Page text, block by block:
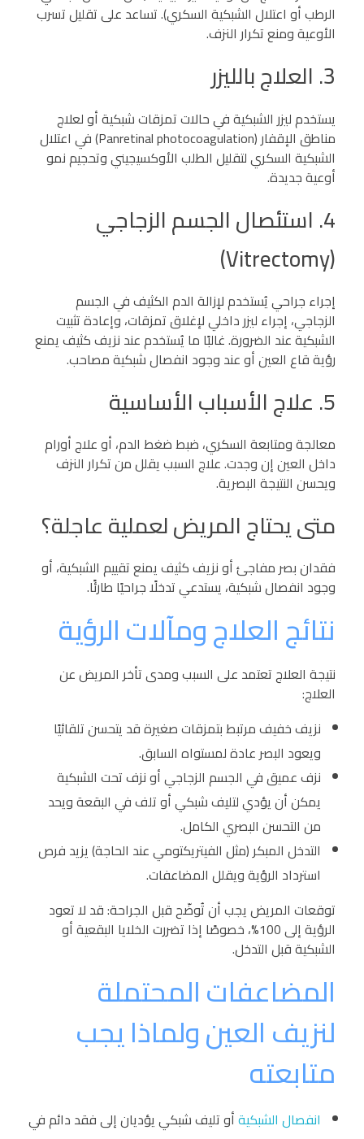
الرطب أو اعتلال الشبكية السكري). تساعد على تقليل تسرب
الأوعية ومنع تكرار النزف.
3. العلاج بالليزر
يستخدم ليزر الشبكية في حالات تمزقات شبكية أو لعلاج
مناطق الإقفار (Panretinal photocoagulation) في اعتلال
الشبكية السكري لتقليل الطلب الأوكسيجيني وتحجيم نمو
أوعية جديدة.
4. استئصال الجسم الزجاجي
(Vitrectomy)
إجراء جراحي يُستخدم لإزالة الدم الكثيف في الجسم
الزجاجي، إجراء ليزر داخلي لإغلاق تمزقات، وإعادة تثبيت
الشبكية عند الضرورة. غالبًا ما يُستخدم عند نزيف كثيف يمنع
رؤية قاع العين أو عند وجود انفصال شبكية مصاحب.
5. علاج الأسباب الأساسية
معالجة ومتابعة السكري، ضبط ضغط الدم، أو علاج أورام
داخل العين إن وجدت. علاج السبب يقلل من تكرار النزف
ويحسن النتيجة البصرية.
متى يحتاج المريض لعملية عاجلة؟
فقدان بصر مفاجئ أو نزيف كثيف يمنع تقييم الشبكية، أو
وجود انفصال شبكية، يستدعي تدخلًا جراحيًا طارئًا.
نتائج العلاج ومآلات الرؤية
نتيجة العلاج تعتمد على السبب ومدى تأخر المريض عن
العلاج:
نزيف خفيف مرتبط بتمزقات صغيرة قد يتحسن تلقائيًا
ويعود البصر عادة لمستواه السابق.
نزف عميق في الجسم الزجاجي أو نزف تحت الشبكية
يمكن أن يؤدي لتليف شبكي أو تلف في البقعة ويحد
من التحسن البصري الكامل.
التدخل المبكر (مثل الفيتريكتومي عند الحاجة) يزيد فرص
استرداد الرؤية ويقلل المضاعفات.
توقعات المريض يجب أن تُوضّح قبل الجراحة: قد لا تعود
الرؤية إلى 100%، خصوصًا إذا تضررت الخلايا البقعية أو
الشبكية قبل التدخل.
المضاعفات المحتملة
لنزيف العين ولماذا يجب
متابعته
انفصال الشبكيةأو تليف شبكي يؤديان إلى فقد دائم في